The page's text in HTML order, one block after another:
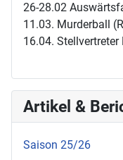
26-28.02
11.03. Murderball
16.04.
Artikel &
Saison 25/26